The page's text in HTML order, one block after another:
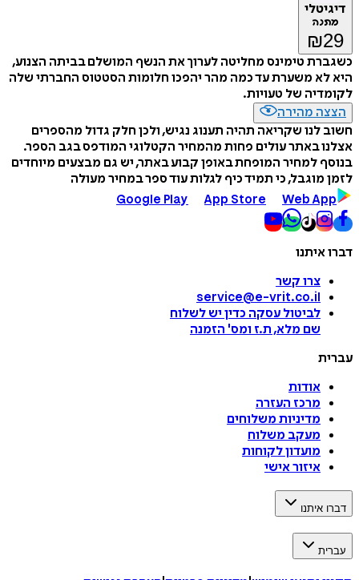
דיגיטלי
מתנה
₪29
כשגברת טימינס מחליטה לערוך את הנשף המושלם בביתה הצנוע,
היא לא משערת עד כמה מהר יהפכו חלומות הסטטוס החברתי שלה
לקומדיה של טעויות.
הצצה מהירה
חשוב לנו שקריאה תהיה תענוג נגיש, ולכן חלק גדול מהספרים
אצלנו באתר עולים פחות מהמחיר הקטלוגי המודפס בגב הספר.
בנוסף למחיר המופחת באופן קבוע באתר, יש גם מבצעים מיוחדים
לזמן מוגבל, כי תמיד כיף לגלות עוד ספר במחיר מעולה
Google Play
App Store Web App
דברו איתנו
צרו קשר
service@e-vrit.co.il
לביטול עסקה כדין יש לשלוח
שם מלא, ת.ז ומס' הזמנה
עברית
אודות
מרכז העזרה
מדיניות משלוחים
מעקב משלוח
מועדון לקוחות
איזור אישי
דברו איתנו
עברית